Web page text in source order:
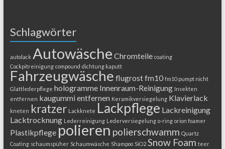
Schlagwörter
autolack Autowäsche Chromteile coating
Cockpitreinigung compound dichtung kaputt
Fahrzeugwäsche flugrostfm10 fm10 pumpt nicht
Glattlederpflege hologramme Innenraum-Reinigung Insekten
entfernen kaugummi entfernen Keramikversiegelung Klavierlack
kneten kratzer Lackknete Lackpflege Lackreinigung
Lacktrocknung Lederreinigung Lederversiegelung o-ring orion foamer
Plastikpflege polieren polierschwamm Quartz
Coating schaumspüher Schaumwäsche Shampoo SiO2 Snow Foam teer